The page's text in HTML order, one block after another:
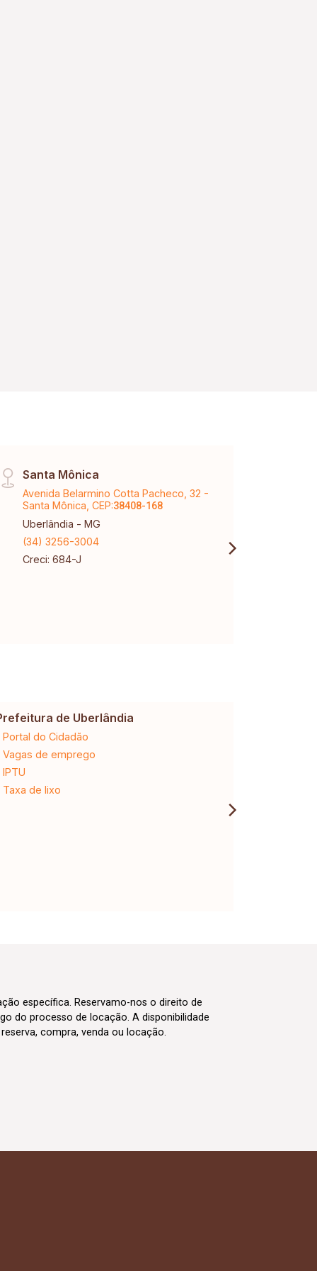
Santa Mônica
Avenida Belarmino Cotta Pacheco, 32 -
Santa Mônica, CEP:38408-168
Uberlândia - MG
(34) 3256-3004
Creci: 684-J
de Uberlândia
Portal do Cidadão
Vagas de emprego
IPTU
Taxa de lixo
específica. Reservamo-nos o direito de
do processo de locação. A disponibilidade
compra, venda ou locação.